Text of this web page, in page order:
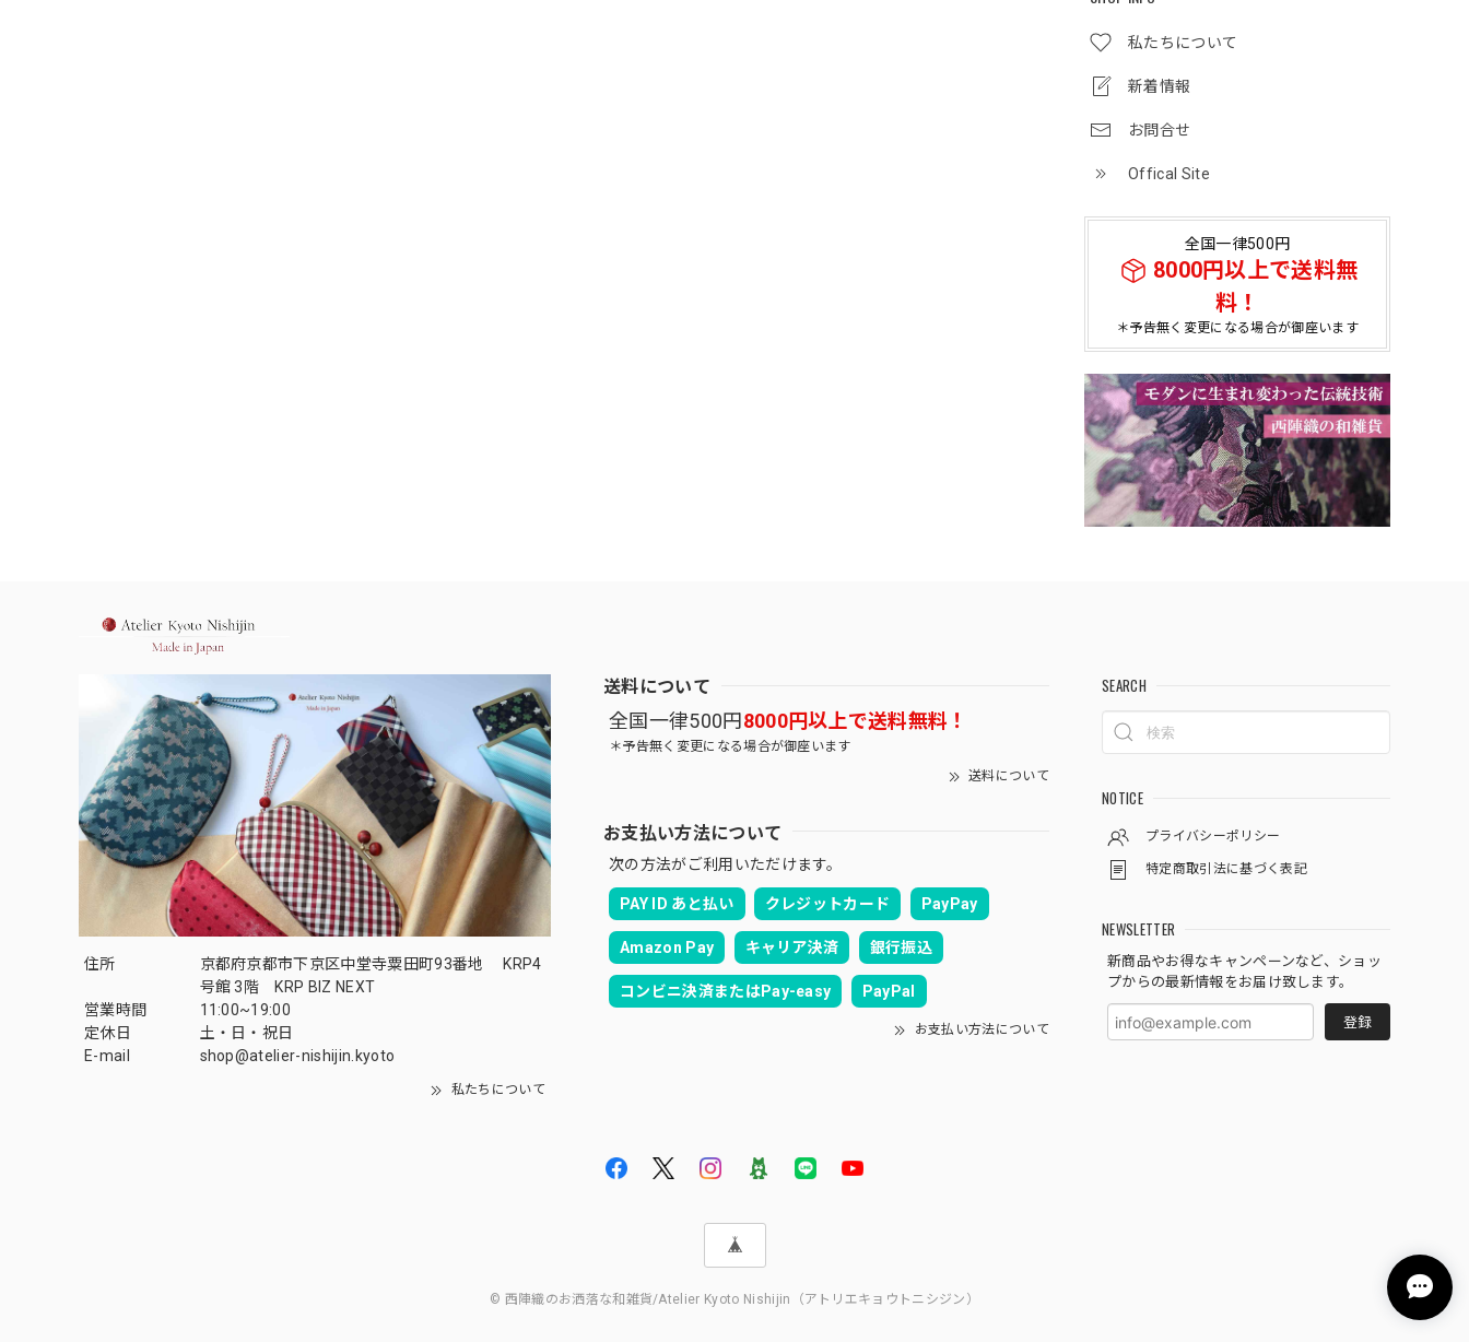
私たちについて
新着情報
お問合せ
Offical Site
全国一律500円
8000円以上で送料無
料！
＊予告無く変更になる場合が御座います
住所
京都府京都市下京区中堂寺粟田町93番地 KRP4
号館 3階 KRP BIZ NEXT
営業時間
11:00~19:00
定休日
土・日・祝日
E-mail
shop@atelier-nishijin.kyoto
私たちについて
送料について
全国一律500円8000円以上で送料無料！
＊予告無く変更になる場合が御座います
送料について
お支払い方法について
次の方法がご利用いただけます。
PAY ID あと払い クレジットカード PayPay
Amazon Pay キャリア決済 銀行振込
コンビニ決済またはPay-easy PayPal
お支払い方法について
SEARCH
NOTICE
プライバシーポリシー
特定商取引法に基づく表記
NEWSLETTER
新商品やお得なキャンペーンなど、ショッ
プからの最新情報をお届け致します。
登録
© 西陣織のお洒落な和雑貨/Atelier Kyoto Nishijin（アトリエキョウトニシジン）